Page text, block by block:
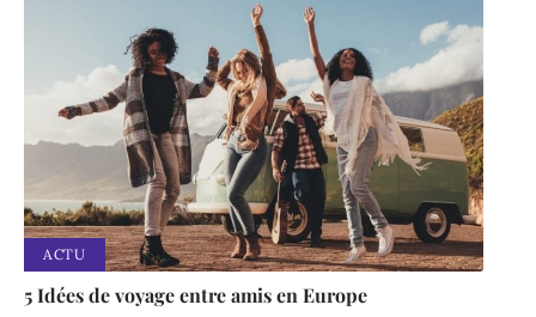
ACTU
5 Idées de voyage entre amis en Europe